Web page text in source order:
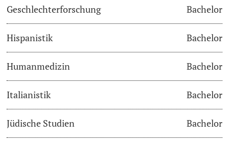
Studienfinanzierung
Berufseinstieg & Laufbahnberatung
Soziales & Gesundheit
Koordinationsstelle für Geflüchtete
Geschlechterforschung Bachelor
Hispanistik Bachelor
Humanmedizin Bachelor
Italianistik Bachelor
Jüdische Studien Bachelor